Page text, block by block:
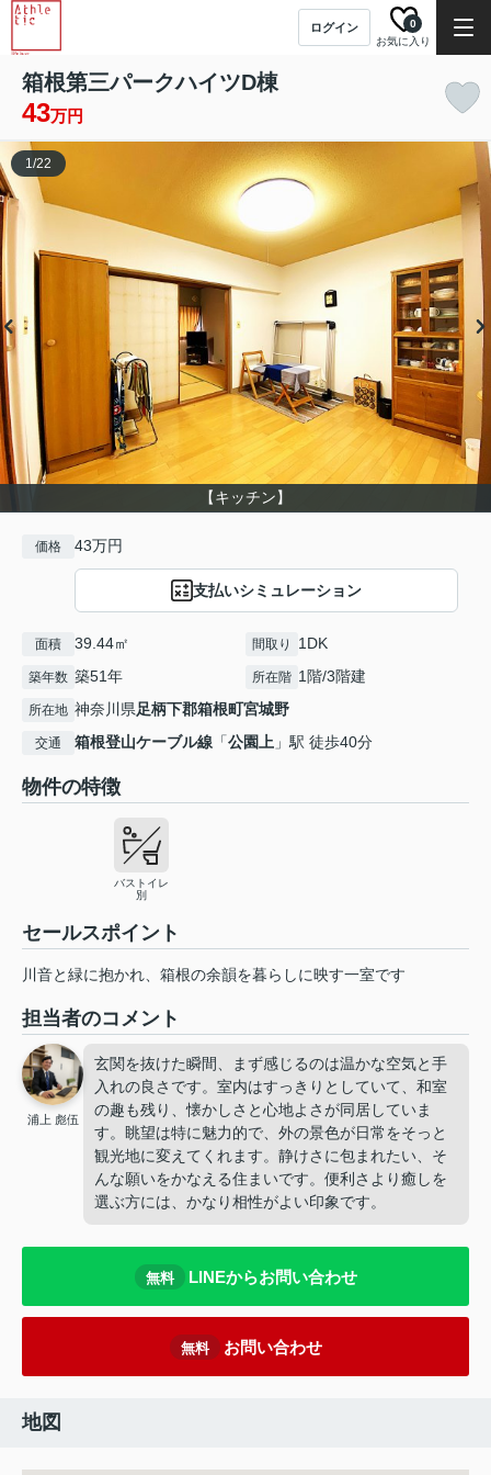
ログイン
お気に入り
0
箱根第三パークハイツD棟
43万円
【キッチン】
1/22
価格 43万円
支払いシミュレーション
面積 39.44㎡ 間取り 1DK
築年数 築51年 所在階 1階/3階建
所在地 神奈川県足柄下郡箱根町宮城野
交通 箱根登山ケーブル線 「公園上 」駅 徒歩40分
物件の特徴
バストイレ
別
セールスポイント
川音と緑に抱かれ、箱根の余韻を暮らしに映す一室です
担当者のコメント
浦上 彪伍
玄関を抜けた瞬間、まず感じるのは温かな空気と手
入れの良さです。室内はすっきりとしていて、和室
の趣も残り、懐かしさと心地よさが同居していま
す。眺望は特に魅力的で、外の景色が日常をそっと
観光地に変えてくれます。静けさに包まれたい、そ
んな願いをかなえる住まいです。便利さより癒しを
選ぶ方には、かなり相性がよい印象です。
無料 LINEからお問い合わせ
無料 お問い合わせ
地図